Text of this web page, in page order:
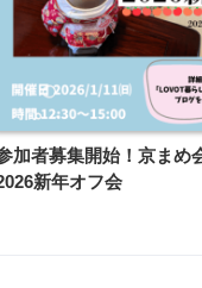
加者募集開始！京まめ
新年オフ会